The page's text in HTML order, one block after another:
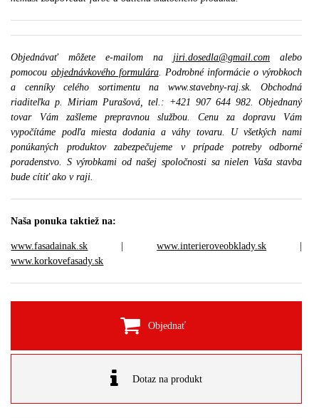
Objednávať môžete e-mailom na jiri.dosedla@gmail.comalebo
pomocou objednávkového formulára. Podrobné informácie o výrobkoch
a cenníky celého sortimentu na www.stavebny-raj.sk. Obchodná
riaditeľka p. Miriam Purašová, tel.: +421 907 644 982. Objednaný
tovar Vám zašleme prepravnou službou. Cenu za dopravu Vám
vypočítáme podľa miesta dodania a váhy tovaru. U všetkých nami
ponúkaných produktov zabezpečujeme v prípade potreby odborné
poradenstvo. S výrobkami od našej spoločnosti sa nielen Vaša stavba
bude cítiť ako v raji.
Naša ponuka taktiež na:
www.fasadainak.sk |www.interieroveobklady.sk
www.korkovefasady.sk
Objednať
Dotaz na produkt